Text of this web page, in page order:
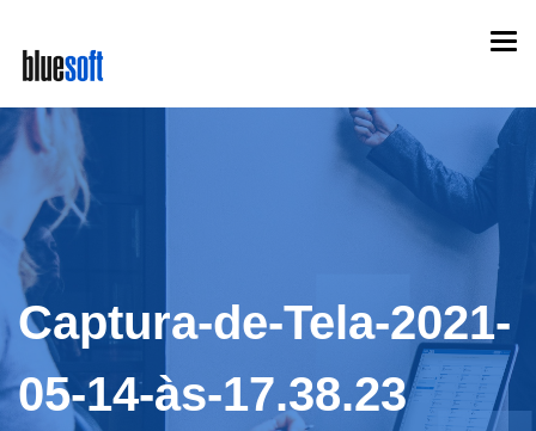
main
content
Captura-de-Tela-2021-
05-14-às-17.38.23